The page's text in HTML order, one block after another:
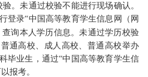
。未通过校验不能进行现场确认。
登录“中国高等教育学生信息网（网
查询本人学历信息。未通过学历校验
通高校、成人高校、普通高校举办
毕业生，通过“中国高等教育学生信
报考。